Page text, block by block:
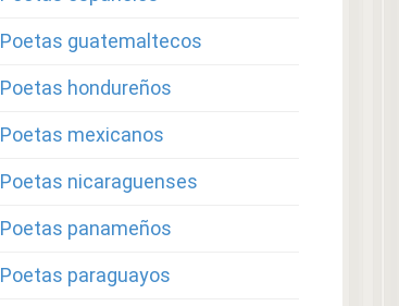
Poetas guatemaltecos
Poetas hondureños
Poetas mexicanos
Poetas nicaraguenses
Poetas panameños
Poetas paraguayos